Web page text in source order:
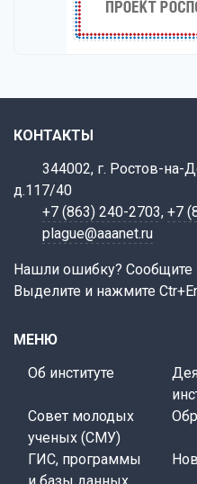
КОНТАКТЫ
344002, г. Ростов-на-
д.117/40
+7 (863) 240-2703, +7
plague@aaanet.ru
Нашли ошибку? Сообщите
Выделите и нажмите
МЕНЮ
Об институте
Совет молодых
ученых (СМУ)
ГИС, программы